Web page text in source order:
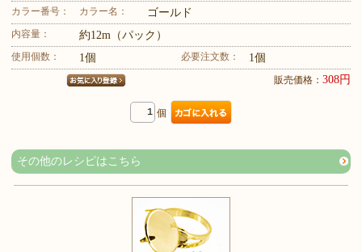
カラー番号： カラー名： ゴールド
内容量： 約12m（パック）
使用個数： 1個 必要注文数： 1個
販売価格： 308円
個
その他のレシピはこちら